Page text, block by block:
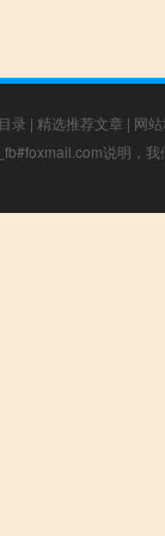
录 | 精选推荐文章 | 网
说明，